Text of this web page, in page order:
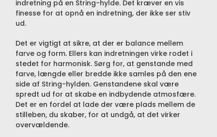
indretning på en String-hylde. Det kræver en vis
finesse for at opnå en indretning, der ikke ser stiv
ud.
Det er vigtigt at sikre, at der er balance mellem
farve og form. Ellers kan indretningen virke rodet i
stedet for harmonisk. Sørg for, at genstande med
farve, længde eller bredde ikke samles på den ene
side af String-hylden. Genstandene skal være
spredt ud for at skabe en indbydende atmosfære.
Det er en fordel at lade der være plads mellem de
stilleben, du skaber, for at undgå, at det virker
overvældende.